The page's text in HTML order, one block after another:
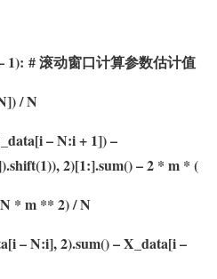
1): # 滚动窗口计算参数估计值
/ N
– N:i + 1]) –
2)[1:].sum() – 2 * m * (
* m ** 2) / N
– N:i], 2).sum() – X_data[i –